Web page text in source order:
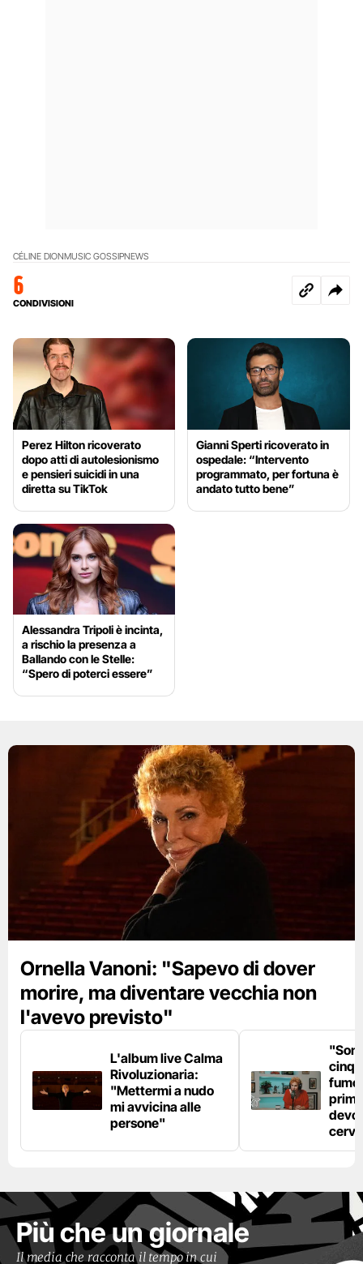
CÉLINE DIONMUSIC GOSSIPNEWS
6
CONDIVISIONI
Perez Hilton ricoverato
dopo atti di autolesionismo
e pensieri suicidi in una
diretta su TikTok
Gianni Sperti ricoverato in
ospedale: “Intervento
programmato, per fortuna è
andato tutto bene”
Alessandra Tripoli è incinta,
a rischio la presenza a
Ballando con le Stelle:
“Spero di poterci essere”
Ornella Vanoni: "Sapevo di dover
morire, ma diventare vecchia non
l'avevo previsto"
L'album live Calma
Rivoluzionaria:
"Mettermi a nudo
mi avvicina alle
persone"
fumo
devo
Più che un giornale
Il media che racconta il tempo in cui